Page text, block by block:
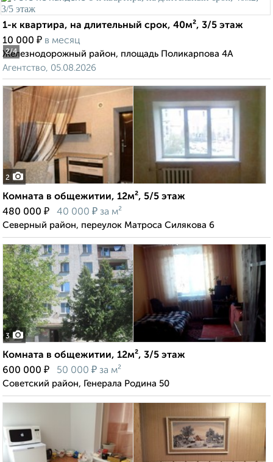
2/4
1-к квартира, на длительный срок, 40м², 3/5 этаж
10 000 ₽ в месяц
Железнодорожный район, площадь Поликарпова 4А
Агентство, 05.08.2026
2
Комната в общежитии, 12м², 5/5 этаж
480 000 ₽ 40 000 ₽ за м²
Северный район, переулок Матроса Силякова 6
3
Комната в общежитии, 12м², 3/5 этаж
600 000 ₽ 50 000 ₽ за м²
Советский район, Генерала Родина 50